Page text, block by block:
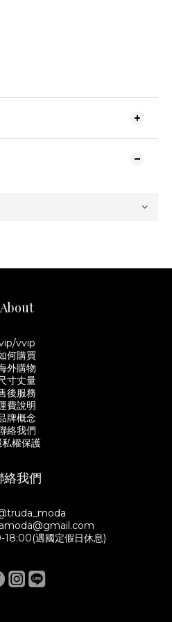
About
vvip
何購買
外購物
寸丈量
後服務
費說明
牌概念
絡我們
私權保護
絡我們
遇國定假日休息)